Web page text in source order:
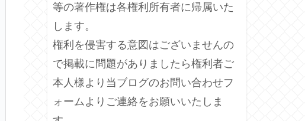
等の著作権は各権利所有者に帰属いた
します。
権利を侵害する意図はございませんの
で掲載に問題がありましたら権利者ご
本人様より当ブログのお問い合わせフ
ォームよりご連絡をお願いいたしま